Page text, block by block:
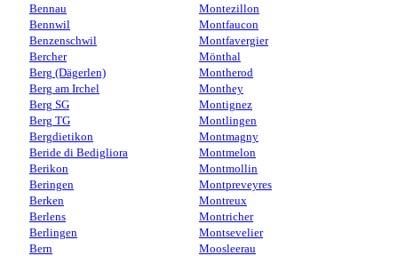
Bennau
Bennwil
Benzenschwil
Bercher
Berg (Dägerlen)
Berg am Irchel
Berg SG
Berg TG
Bergdietikon
Beride di Bedigliora
Berikon
Beringen
Berken
Berlens
Berlingen
Bern
Montezillon
Montfaucon
Montfavergier
Mönthal
Montherod
Monthey
Montignez
Montlingen
Montmagny
Montmelon
Montmollin
Montpreveyres
Montreux
Montricher
Montsevelier
Moosleerau